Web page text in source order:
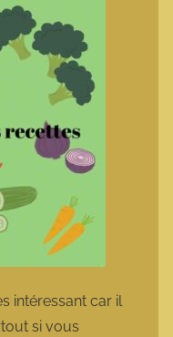
intéressant car il
si vous